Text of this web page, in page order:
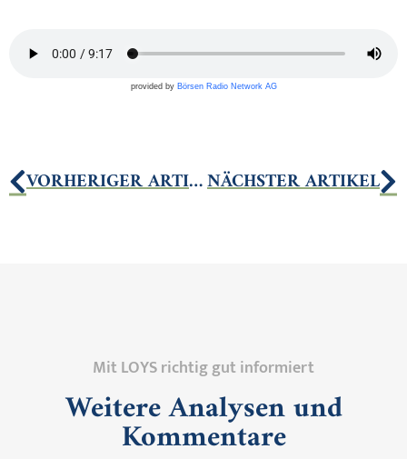
provided by Börsen Radio Network AG
VORHERIGER ARTIKELNÄCHSTER ARTIKEL
Mit LOYS richtig gut informiert
Weitere Analysen und
Kommentare